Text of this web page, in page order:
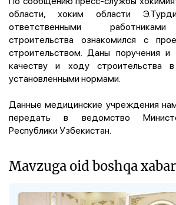
области, хоким области
ответственными
строительства ознакомился с
строительством. Даны поручения
качеству и ходу строительства
установленными нормами.
Данные медицинские учреждения
передать в ведомство
Республики Узбекистан.
Mavzuga oid boshqa